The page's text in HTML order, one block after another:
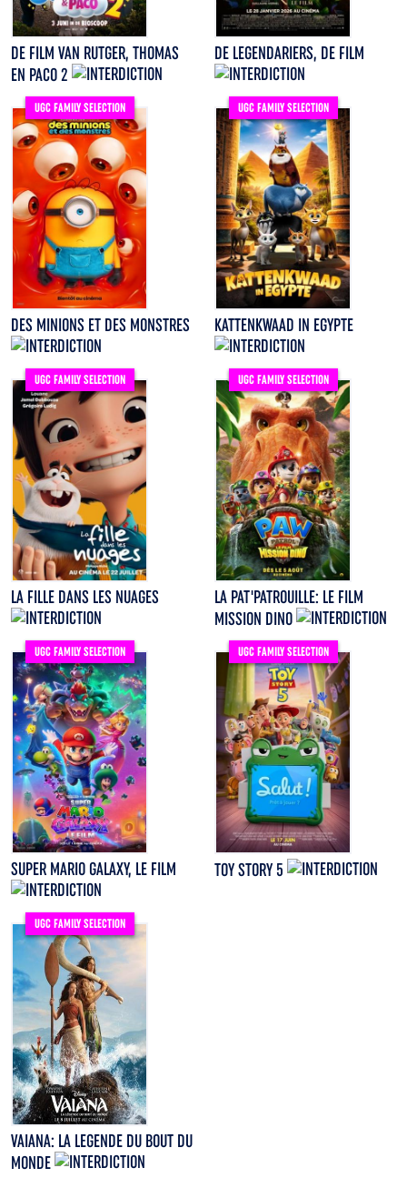
DE FILM VAN RUTGER, THOMAS
EN PACO 2
DE LEGENDARIERS, DE FILM
UGC FAMILY SELECTION
DES MINIONS ET DES MONSTRES
UGC FAMILY SELECTION
KATTENKWAAD IN EGYPTE
UGC FAMILY SELECTION
LA FILLE DANS LES NUAGES
UGC FAMILY SELECTION
LA PAT'PATROUILLE: LE FILM
MISSION DINO
UGC FAMILY SELECTION
SUPER MARIO GALAXY, LE FILM
UGC FAMILY SELECTION
TOY STORY 5
UGC FAMILY SELECTION
VAIANA: LA LEGENDE DU BOUT DU
MONDE